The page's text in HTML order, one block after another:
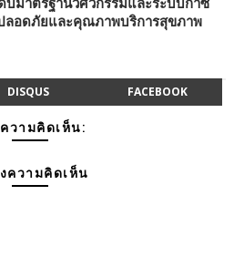
บมาตรฐานวิศวกรรมและระบบก๊าซ
ลอดภัยและคุณภาพบริการสุขภาพ
DISQUS FACEBOOK
วามคิดเห็น:
ความคิดเห็น